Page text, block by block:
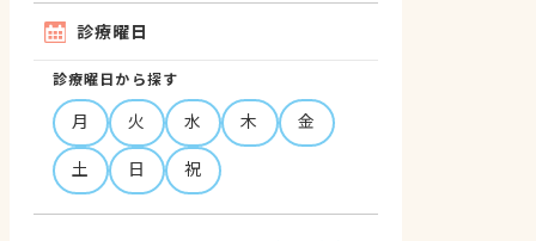
診療曜日
診療曜日から探す
月 火 水 木
金
土
日 祝